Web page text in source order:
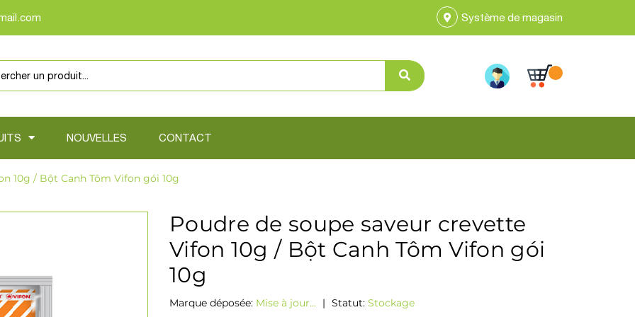
Système de magasin
NOUVELLES CONTACT
10g / Bột Canh Tôm Vifon gói 10g
Poudre de soupe saveur crevette
Vifon 10g / Bột Canh Tôm Vifon gói
10g
Marque déposée: Mise à jour... | Statut: Stockage